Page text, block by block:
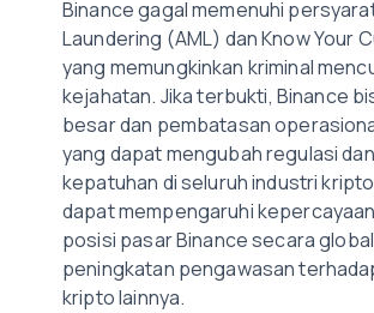
Binance gagal memenuhi
Laundering (AML) dan Know Your
yang memungkinkan kriminal
kejahatan. Jika terbukti, Binance
besar dan pembatasan
yang dapat mengubah regulasi
kepatuhan di seluruh industri
dapat mempengaruhi
posisi pasar Binance secara
peningkatan pengawasan
kripto lainnya.